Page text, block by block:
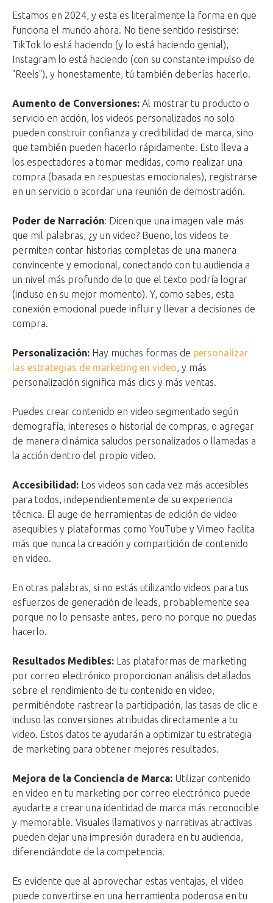
Estamos en 2024, y esta es literalmente la forma en que
funciona el mundo ahora. No tiene sentido resistirse:
TikTok lo está haciendo (y lo está haciendo genial),
Instagram lo está haciendo (con su constante impulso de
"Reels"), y honestamente, tú también deberías hacerlo.
Aumento de Conversiones: Al mostrar tu producto o
servicio en acción, los videos personalizados no solo
pueden construir confianza y credibilidad de marca, sino
que también pueden hacerlo rápidamente. Esto lleva a
los espectadores a tomar medidas, como realizar una
compra (basada en respuestas emocionales), registrarse
en un servicio o acordar una reunión de demostración.
Poder de Narración: Dicen que una imagen vale más
que mil palabras, ¿y un video? Bueno, los videos te
permiten contar historias completas de una manera
convincente y emocional, conectando con tu audiencia a
un nivel más profundo de lo que el texto podría lograr
(incluso en su mejor momento). Y, como sabes, esta
conexión emocional puede influir y llevar a decisiones de
compra.
Personalización: Hay muchas formas de personalizar
las estrategias de marketing en video, y más
personalización significa más clics y más ventas.
Puedes crear contenido en video segmentado según
demografía, intereses o historial de compras, o agregar
de manera dinámica saludos personalizados o llamadas a
la acción dentro del propio video.
Accesibilidad: Los videos son cada vez más accesibles
para todos, independientemente de su experiencia
técnica. El auge de herramientas de edición de video
asequibles y plataformas como YouTube y Vimeo facilita
más que nunca la creación y compartición de contenido
en video.
En otras palabras, si no estás utilizando videos para tus
esfuerzos de generación de leads, probablemente sea
porque no lo pensaste antes, pero no porque no puedas
hacerlo.
Resultados Medibles: Las plataformas de marketing
por correo electrónico proporcionan análisis detallados
sobre el rendimiento de tu contenido en video,
permitiéndote rastrear la participación, las tasas de clic e
incluso las conversiones atribuidas directamente a tu
video. Estos datos te ayudarán a optimizar tu estrategia
de marketing para obtener mejores resultados.
Mejora de la Conciencia de Marca: Utilizar contenido
en video en tu marketing por correo electrónico puede
ayudarte a crear una identidad de marca más reconocible
y memorable. Visuales llamativos y narrativas atractivas
pueden dejar una impresión duradera en tu audiencia,
diferenciándote de la competencia.
Es evidente que al aprovechar estas ventajas, el video
puede convertirse en una herramienta poderosa en tu